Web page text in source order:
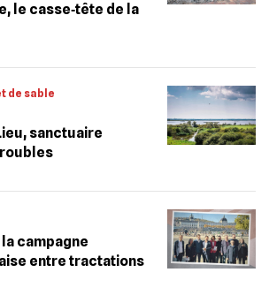
le casse‐tête de la
de sable
sanctuaire
la campagne
entre tractations